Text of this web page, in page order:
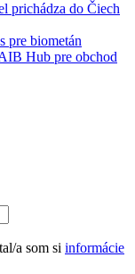
prichádza do Čiech
pre biometán
Hub pre obchod
a som si informácie